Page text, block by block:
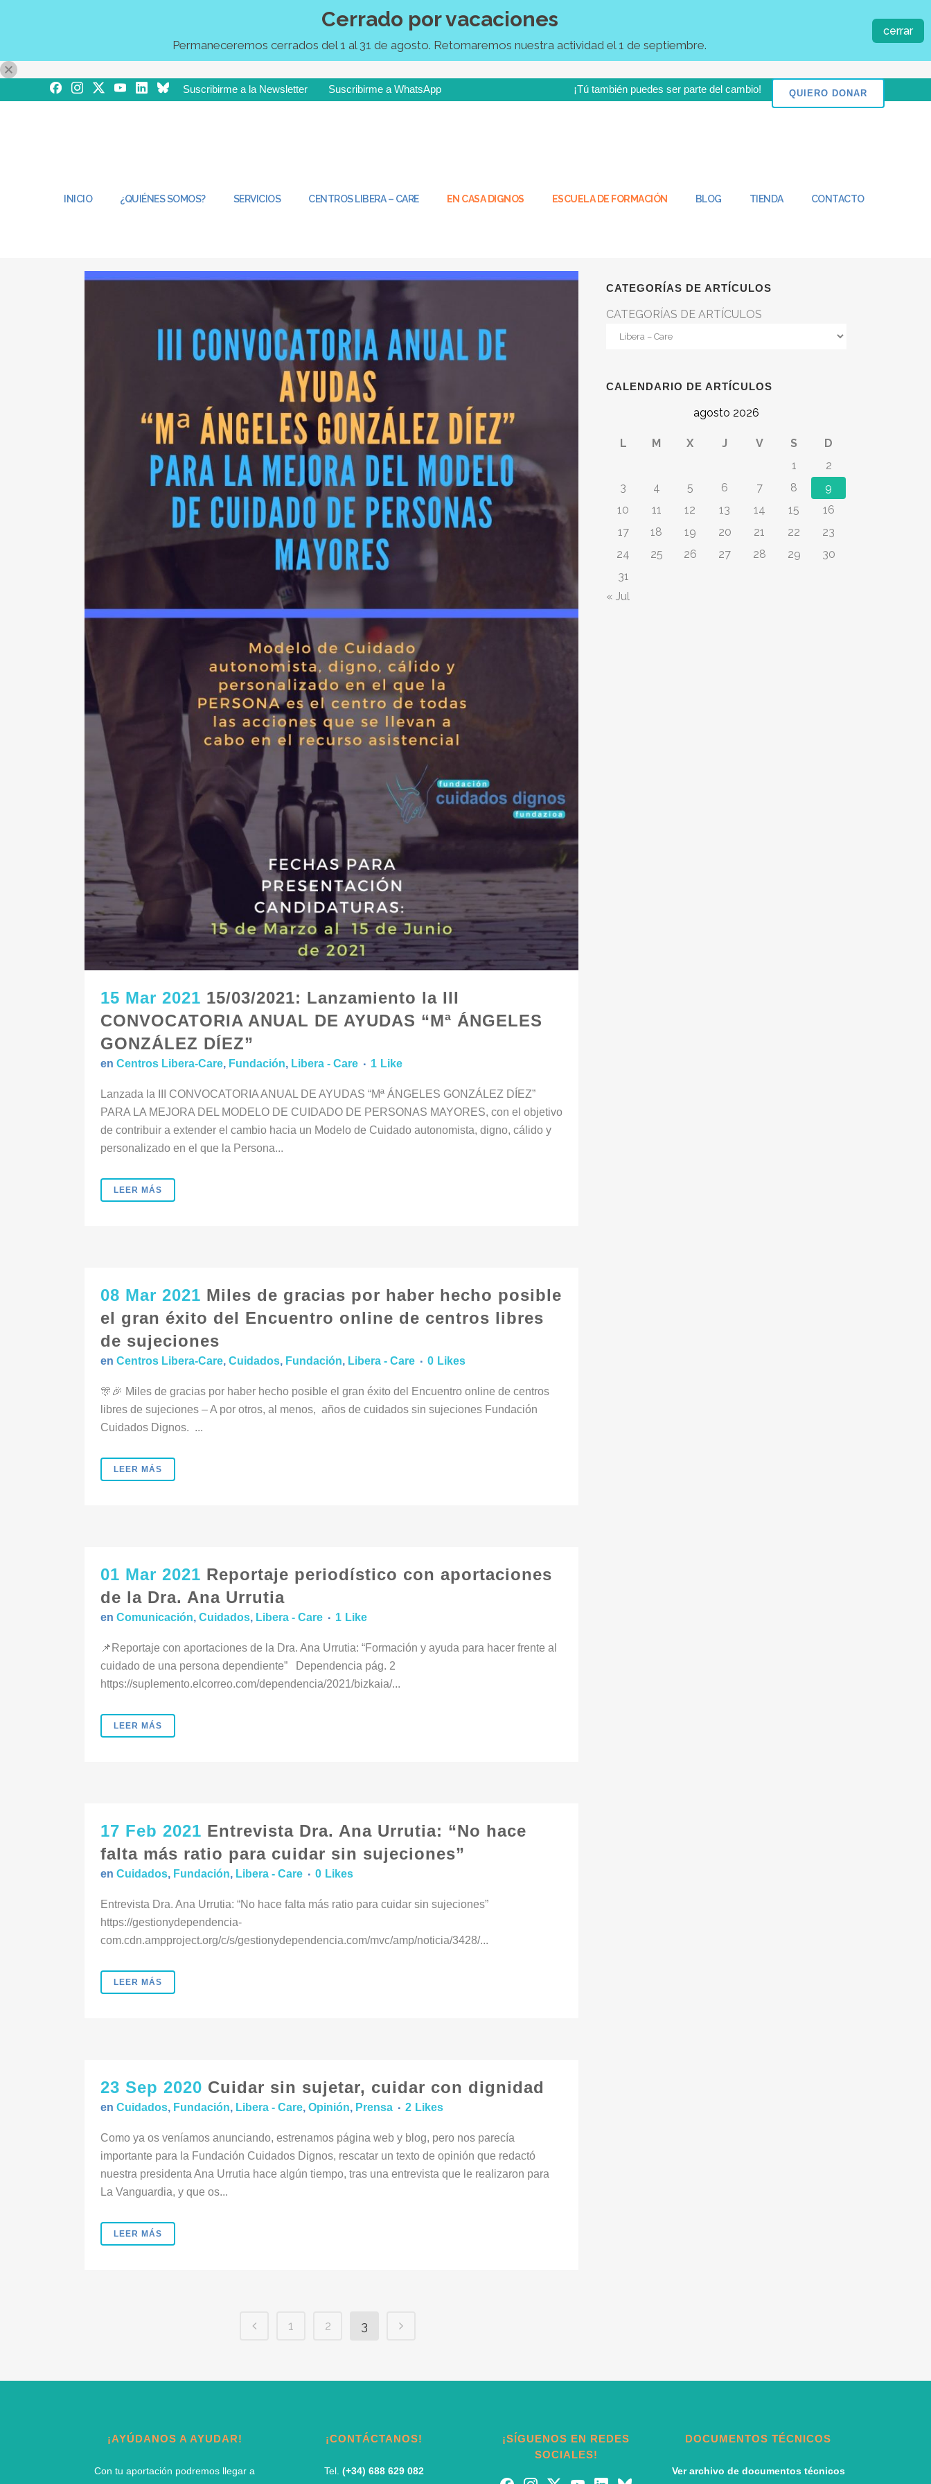
Suscribirme a la Newsletter Suscribirme a WhatsApp ¡Tú también puedes ser parte del cambio! QUIERO DONAR
INICIO ¿QUIÉNES SOMOS? SERVICIOS CENTROS LIBERA – CARE EN CASA DIGNOS ESCUELA DE FORMACIÓN BLOG TIENDA CONTACTO
Residencia Fortuny (Valencia): Re-
Certificación en la Norma Libera-Care
Gran equipo de la Residencia FORTUNY (Valencia), con su certificado en su 2ª Evaluación
LEER MÁS
15 Mar 2021 15/03/2021: Lanzamiento la III
CONVOCATORIA ANUAL DE AYUDAS “Mª ÁNGELES
GONZÁLEZ DÍEZ”
en Centros Libera-Care, Fundación, Libera - Care 1 Like
Lanzada la III CONVOCATORIA ANUAL DE AYUDAS “Mª ÁNGELES GONZÁLEZ DÍEZ”
PARA LA MEJORA DEL MODELO DE CUIDADO DE PERSONAS MAYORES, con el objetivo
de contribuir a extender el cambio hacia un Modelo de Cuidado autonomista, digno, cálido y
personalizado en el que la Persona...
LEER MÁS
08 Mar 2021 Miles de gracias por haber hecho posible
el gran éxito del Encuentro online de centros libres
de sujeciones
en Centros Libera-Care, Cuidados, Fundación, Libera - Care 0 Likes
🎊🎉 Miles de gracias por haber hecho posible el gran éxito del Encuentro online de centros
libres de sujeciones – A por otros, al menos, años de cuidados sin sujeciones Fundación
Cuidados Dignos. ...
LEER MÁS
01 Mar 2021 Reportaje periodístico con aportaciones
de la Dra. Ana Urrutia
en Comunicación, Cuidados, Libera - Care 1 Like
📌Reportaje con aportaciones de la Dra. Ana Urrutia: “Formación y ayuda para hacer frente al
cuidado de una persona dependiente” Dependencia pág. 2
https://suplemento.elcorreo.com/dependencia/2021/bizkaia/...
LEER MÁS
17 Feb 2021 Entrevista Dra. Ana Urrutia: “No hace
falta más ratio para cuidar sin sujeciones”
en Cuidados, Fundación, Libera - Care 0 Likes
Entrevista Dra. Ana Urrutia: “No hace falta más ratio para cuidar sin sujeciones”
https://gestionydependencia-
com.cdn.ampproject.org/c/s/gestionydependencia.com/mvc/amp/noticia/3428/...
LEER MÁS
23 Sep 2020 Cuidar sin sujetar, cuidar con dignidad
en Cuidados, Fundación, Libera - Care, Opinión, Prensa 2 Likes
Como ya os veníamos anunciando, estrenamos página web y blog, pero nos parecía
importante para la Fundación Cuidados Dignos, rescatar un texto de opinión que redactó
nuestra presidenta Ana Urrutia hace algún tiempo, tras una entrevista que le realizaron para
La Vanguardia, y que os...
LEER MÁS
1 2 3
Hacia una cultura paliativa para cuidar a las
personas 29/07/2026
La escucha es una herramienta esencial en
10/07/2026
CATEGORÍAS DE ARTÍCULOS
CATEGORÍAS DE ARTÍCULOS
CALENDARIO DE ARTÍCULOS
agosto 2026
L M X J V S
D
1
2
3
4 5 6 7 8
9
10
11 12 13 14 15
16
17
18 19 20 21 22
23
24
25 26 27 28 29
30
31
« Jul
¡AYÚDANOS A AYUDAR!
Con tu aportación podremos llegar a
¡CONTÁCTANOS!
Tel. (+34) 688 629 082
¡SÍGUENOS EN REDES
SOCIALES!
DOCUMENTOS TÉCNICOS
Ver archivo de documentos técnicos
Cerrado por vacaciones
Permaneceremos cerrados del 1 al 31 de agosto. Retomaremos nuestra actividad el 1 de septiembre.
cerrar